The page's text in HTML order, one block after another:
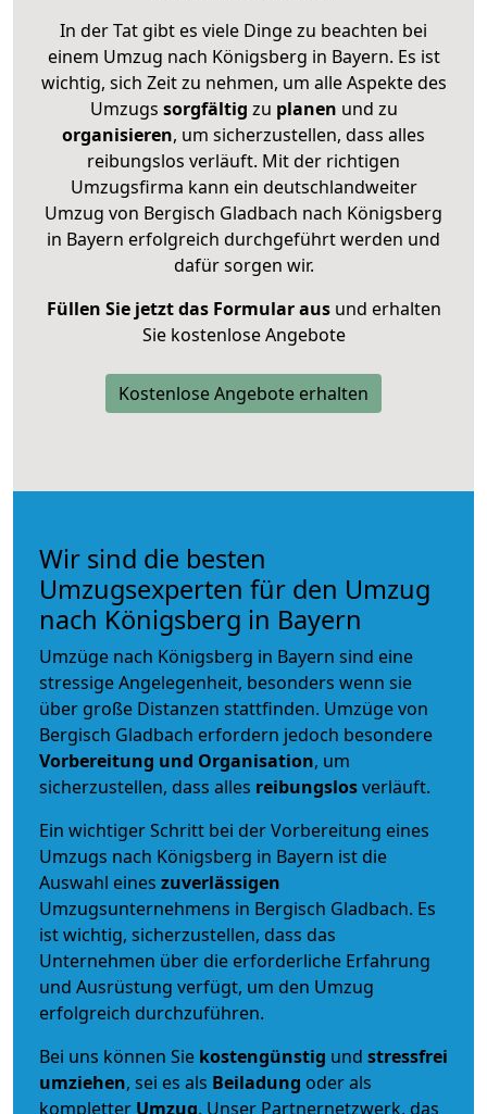
In der Tat gibt es viele Dinge zu beachten bei
einem Umzug nach Königsberg in Bayern. Es ist
wichtig, sich Zeit zu nehmen, um alle Aspekte des
Umzugs sorgfältig zu planen und zu
organisieren, um sicherzustellen, dass alles
reibungslos verläuft. Mit der richtigen
Umzugsfirma kann ein deutschlandweiter
Umzug von Bergisch Gladbach nach Königsberg
in Bayern erfolgreich durchgeführt werden und
dafür sorgen wir.
Füllen Sie jetzt das Formular ausund erhalten
Sie kostenlose Angebote
Kostenlose Angebote erhalten
Wir sind die besten
Umzugsexperten für den Umzug
nach Königsberg in Bayern
Umzüge nach Königsberg in Bayern sind eine
stressige Angelegenheit, besonders wenn sie
über große Distanzen stattfinden. Umzüge von
Bergisch Gladbach erfordern jedoch besondere
Vorbereitung und Organisation, um
sicherzustellen, dass alles reibungslosverläuft.
Ein wichtiger Schritt bei der Vorbereitung eines
Umzugs nach Königsberg in Bayern ist die
Auswahl eines zuverlässigen
Umzugsunternehmens in Bergisch Gladbach. Es
ist wichtig, sicherzustellen, dass das
Unternehmen über die erforderliche Erfahrung
und Ausrüstung verfügt, um den Umzug
erfolgreich durchzuführen.
Bei uns können Sie kostengünstig und stressfrei
umziehen, sei es als Beiladung oder als
kompletter Umzug. Unser Partnernetzwerk, das